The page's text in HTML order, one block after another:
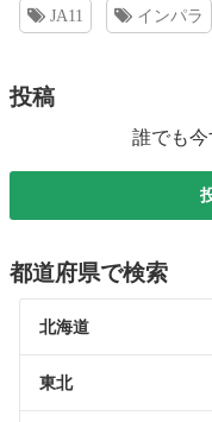
JA11 インパラ
投稿
誰でも
都道府県で検索
北海道
東北